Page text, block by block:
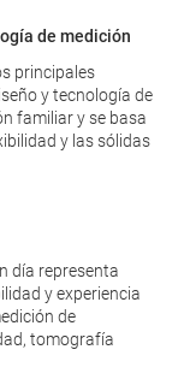
de medición
principales
y tecnología de
familiar y se basa
y las sólidas
día representa
y experiencia
de
tomografía